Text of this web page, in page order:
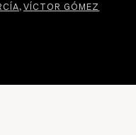
VÍCTOR GÓMEZ